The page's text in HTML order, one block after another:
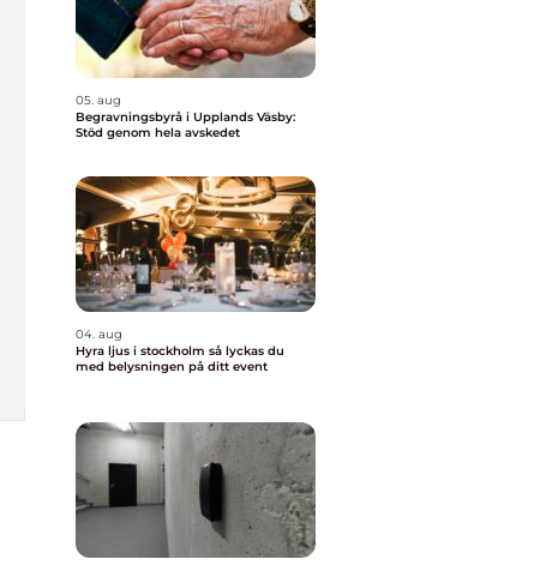
05. aug
Begravningsbyrå i Upplands Väsby:
Stöd genom hela avskedet
04. aug
Hyra ljus i stockholm så lyckas du
med belysningen på ditt event